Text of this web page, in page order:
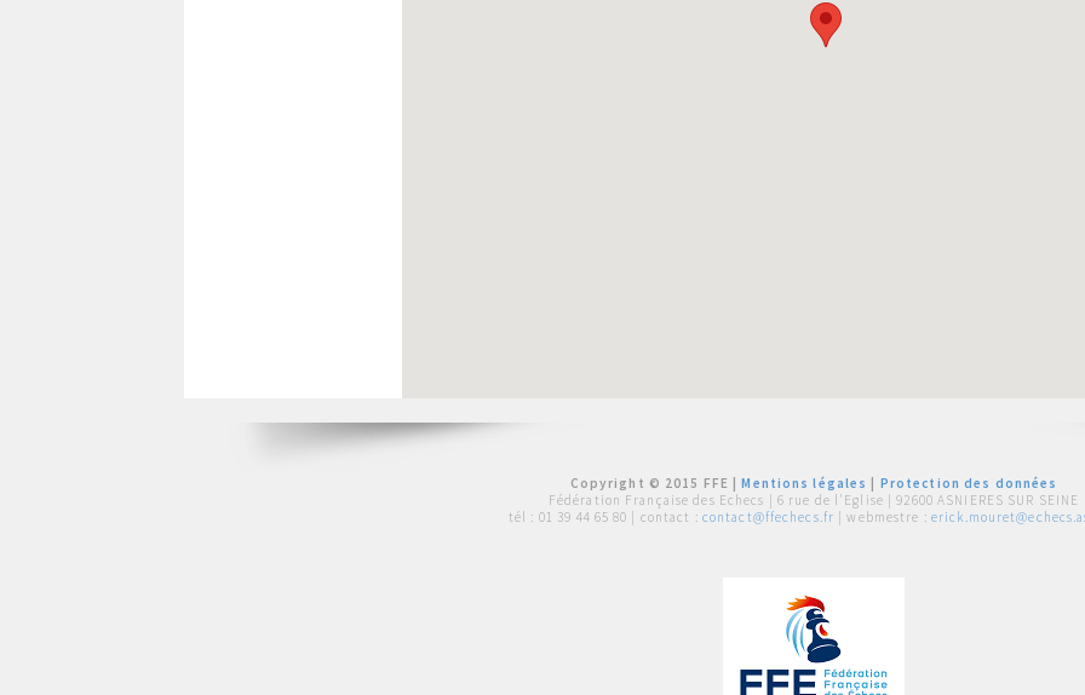
Copyright © 2015 FFE |Mentions légales
Protection des données
Fédération Française des Echecs | 6 rue de l'Eglise | 92600 ASNIERES SUR SEINE
tél : 01 39 44 65 80 | contact : contact@ffechecs.fr | webmestre :